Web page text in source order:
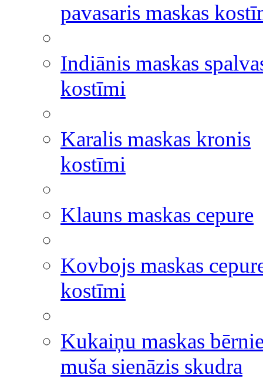
pavasaris maskas
Indiānis maskas
kostīmi
Karalis maskas kronis
kostīmi
Klauns maskas cepure
Kovbojs maskas
kostīmi
Kukaiņu maskas
muša sienāzis skudra